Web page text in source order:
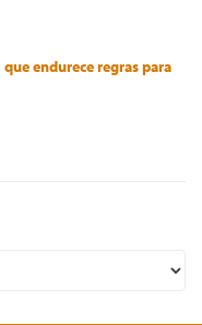
endurece regras para